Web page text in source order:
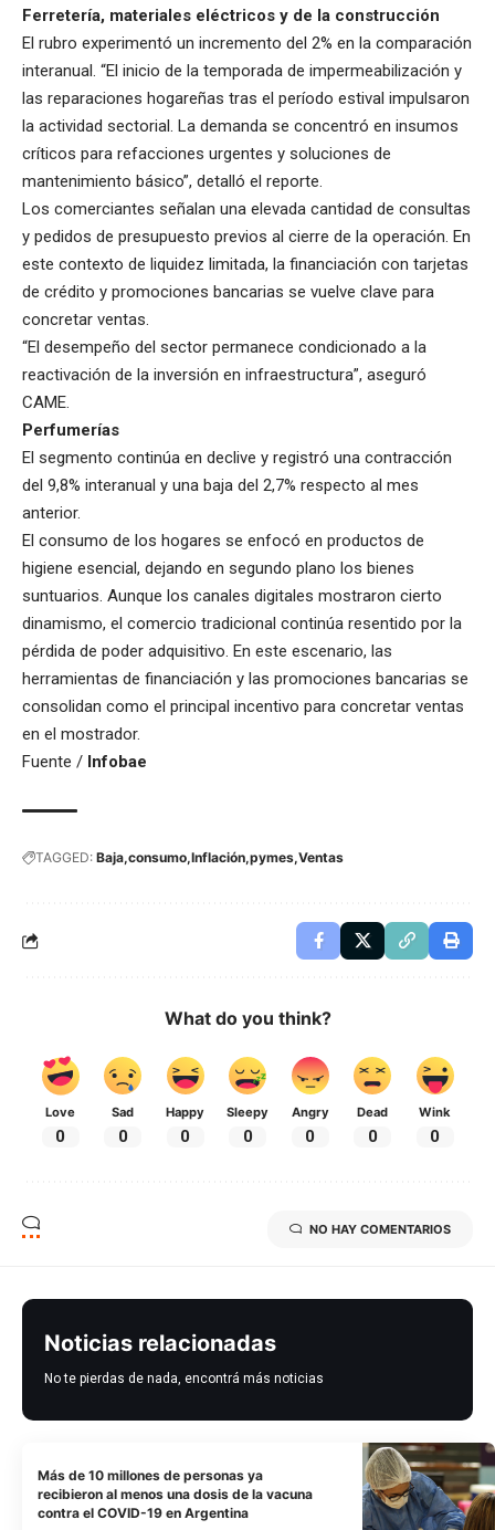
Ferretería, materiales eléctricos y de la construcción
El rubro experimentó un incremento del 2% en la comparación
interanual. “El inicio de la temporada de impermeabilización y
las reparaciones hogareñas tras el período estival impulsaron
la actividad sectorial. La demanda se concentró en insumos
críticos para refacciones urgentes y soluciones de
mantenimiento básico”, detalló el reporte.
Los comerciantes señalan una elevada cantidad de consultas
y pedidos de presupuesto previos al cierre de la operación. En
este contexto de liquidez limitada, la financiación con tarjetas
de crédito y promociones bancarias se vuelve clave para
concretar ventas.
“El desempeño del sector permanece condicionado a la
reactivación de la inversión en infraestructura”, aseguró
CAME.
Perfumerías
El segmento continúa en declive y registró una contracción
del 9,8% interanual y una baja del 2,7% respecto al mes
anterior.
El consumo de los hogares se enfocó en productos de
higiene esencial, dejando en segundo plano los bienes
suntuarios. Aunque los canales digitales mostraron cierto
dinamismo, el comercio tradicional continúa resentido por la
pérdida de poder adquisitivo. En este escenario, las
herramientas de financiación y las promociones bancarias se
consolidan como el principal incentivo para concretar ventas
en el mostrador.
Fuente / Infobae
TAGGED: Baja consumo Inflación pymes Ventas
What do you think?
Love
0
Sad
0
Happy
0
Sleepy
0
Angry
0
Dead
0
Wink
0
NO HAY COMENTARIOS
Noticias relacionadas
No te pierdas de nada, encontrá más noticias
Más de 10 millones de personas ya
recibieron al menos una dosis de la vacuna
contra el COVID-19 en Argentina